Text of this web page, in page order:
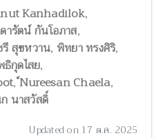
Kanhadilok,
ารัตน์ กันโอภาส,
สุขหวาน, พิทยา ทรงศิริ,
ธิกุดไสย,
,์Nureesan Chaela,
นาสวัสดิ์
Updated on 17 ต.ค. 2025